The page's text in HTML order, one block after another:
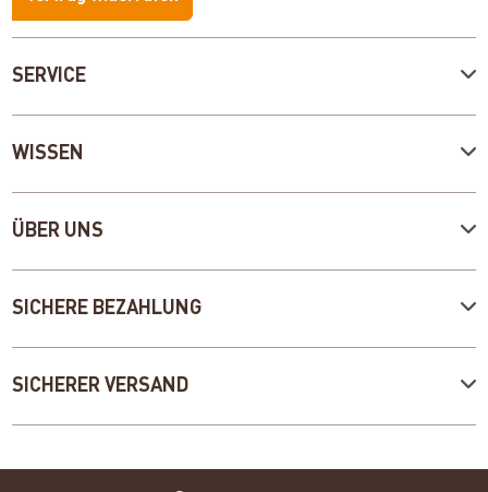
SERVICE
WISSEN
ÜBER UNS
SICHERE BEZAHLUNG
SICHERER VERSAND